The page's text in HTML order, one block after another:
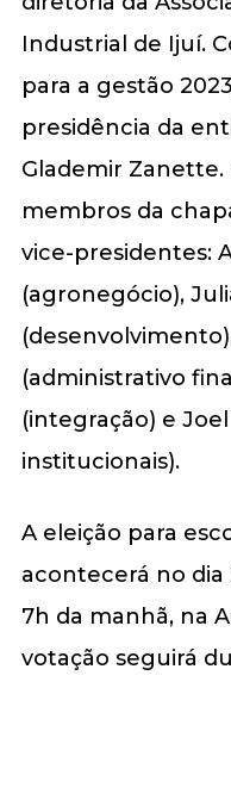
Industrial de Ijuí.
para a gestão
presidência da
Glademir
membros da
vice-presidentes:
(agronegócio),
(administrativo
(integração) e
institucionais).
A eleição para
acontecerá no dia
7h da manhã, na
votação seguirá